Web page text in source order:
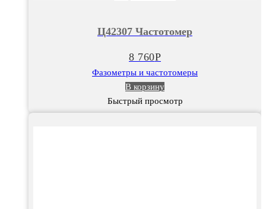
Ц42307 Частотомер
8 760Р
Фазометры и частотомеры
В корзину
Быстрый просмотр